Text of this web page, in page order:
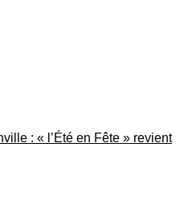
: « l’Été en Fête » revient